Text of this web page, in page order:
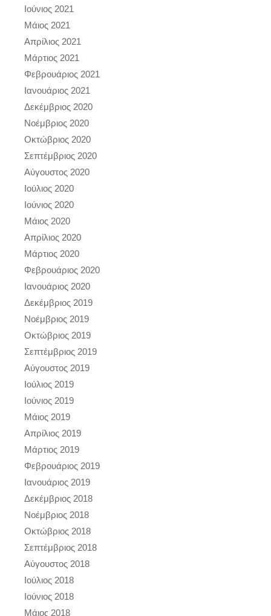
Ιούνιος 2021
Μάιος 2021
Απρίλιος 2021
Μάρτιος 2021
Φεβρουάριος 2021
Ιανουάριος 2021
Δεκέμβριος 2020
Νοέμβριος 2020
Οκτώβριος 2020
Σεπτέμβριος 2020
Αύγουστος 2020
Ιούλιος 2020
Ιούνιος 2020
Μάιος 2020
Απρίλιος 2020
Μάρτιος 2020
Φεβρουάριος 2020
Ιανουάριος 2020
Δεκέμβριος 2019
Νοέμβριος 2019
Οκτώβριος 2019
Σεπτέμβριος 2019
Αύγουστος 2019
Ιούλιος 2019
Ιούνιος 2019
Μάιος 2019
Απρίλιος 2019
Μάρτιος 2019
Φεβρουάριος 2019
Ιανουάριος 2019
Δεκέμβριος 2018
Νοέμβριος 2018
Οκτώβριος 2018
Σεπτέμβριος 2018
Αύγουστος 2018
Ιούλιος 2018
Ιούνιος 2018
Μάιος 2018